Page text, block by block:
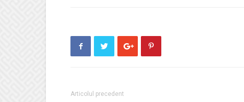
Articolul precedent